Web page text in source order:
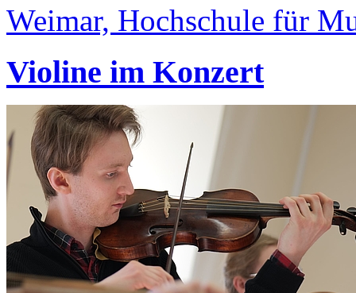
Weimar, Hochschule für
Violine im Konzert